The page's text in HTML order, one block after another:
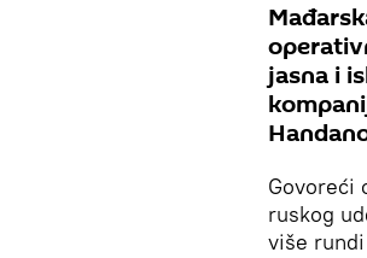
jasna i
Govoreći
ruskog
više